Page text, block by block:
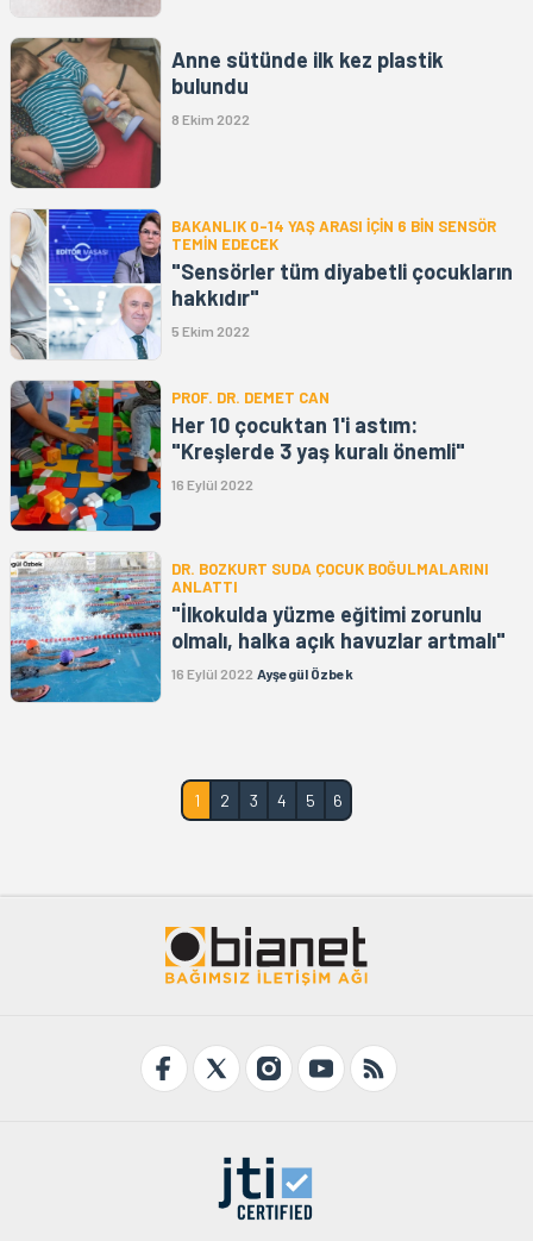
Anne sütünde ilk kez plastik
bulundu
8 Ekim 2022
BAKANLIK 0-14 YAŞ ARASI İÇİN 6 BİN SENSÖR
TEMİN EDECEK
"Sensörler tüm diyabetli çocukların
hakkıdır"
5 Ekim 2022
PROF. DR. DEMET CAN
Her 10 çocuktan 1'i astım:
"Kreşlerde 3 yaş kuralı önemli"
16 Eylül 2022
DR. BOZKURT SUDA ÇOCUK BOĞULMALARINI
ANLATTI
"İlkokulda yüzme eğitimi zorunlu
olmalı, halka açık havuzlar artmalı"
16 Eylül 2022 Ayşegül Özbek
1 2 3 4 5 6